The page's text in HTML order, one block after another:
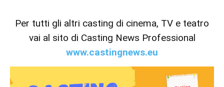
Per tutti gli altri casting di cinema, TV e teatro
vai al sito di Casting News Professional
www.castingnews.eu